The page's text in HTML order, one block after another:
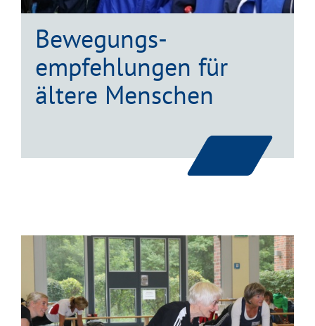
Bewegungs-
empfehlungen für
ältere Menschen